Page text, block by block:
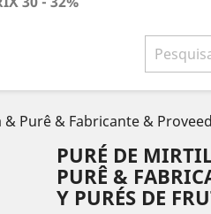
Purê & Fabricante &
PURÉ DE
PURÊ &
Y PURÉS DE